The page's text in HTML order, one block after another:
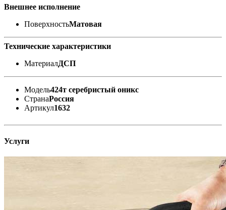
Внешнее исполнение
ПоверхностьМатовая
Технические характеристики
МатериалДСП
Модель424т серебристый оникс
СтранаРоссия
Артикул1632
Услуги